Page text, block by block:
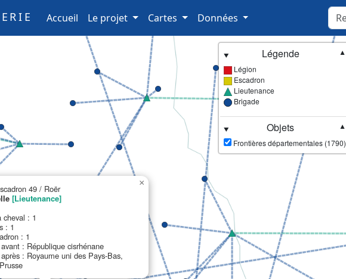
Accueil (current)
Le projet Cartes Données
49 / Roër
[Lieutenance]
cheval : 1
: 1
: 1
: République cisrhénane
: Royaume uni des Pays-Bas,
×
Légende
▼
Légion
Escadron
Lieutenance
Brigade
Objets
▼
Frontières départementales (1790)